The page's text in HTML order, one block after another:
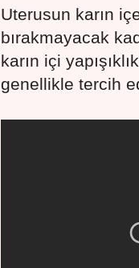
Uterusun karın
bırakmayacak
karın içi
genellikle tercih